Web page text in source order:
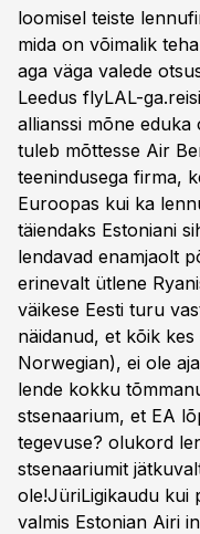
loomisel teiste
mida on võimalik
aga väga valede
Leedus flyLAL-
allianssi mõne eduka
tuleb mõttesse Air
teenindusega firma,
Euroopas kui ka
täiendaks Estoniani
lendavad enamjaolt
erinevalt ütlene
väikese Eesti turu
näidanud, et kõik
Norwegian), ei ole
lende kokku
stsenaarium, et EA
tegevuse? olukord
stsenaariumit
ole!JüriLigikaudu kui
valmis Estonian Airi